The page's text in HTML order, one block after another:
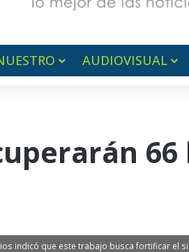
AUDIOVISUAL
indicó que este trabajo busca fortificar el